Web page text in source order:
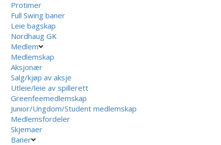
Protimer
Full Swing baner
Leie bagskap
Nordhaug GK
Medlem
Medlemskap
Aksjonær
Salg/kjøp av aksje
Utleie/leie av spillerett
Greenfeemedlemskap
Junior/Ungdom/Student medlemskap
Medlemsfordeler
Skjemaer
Baner